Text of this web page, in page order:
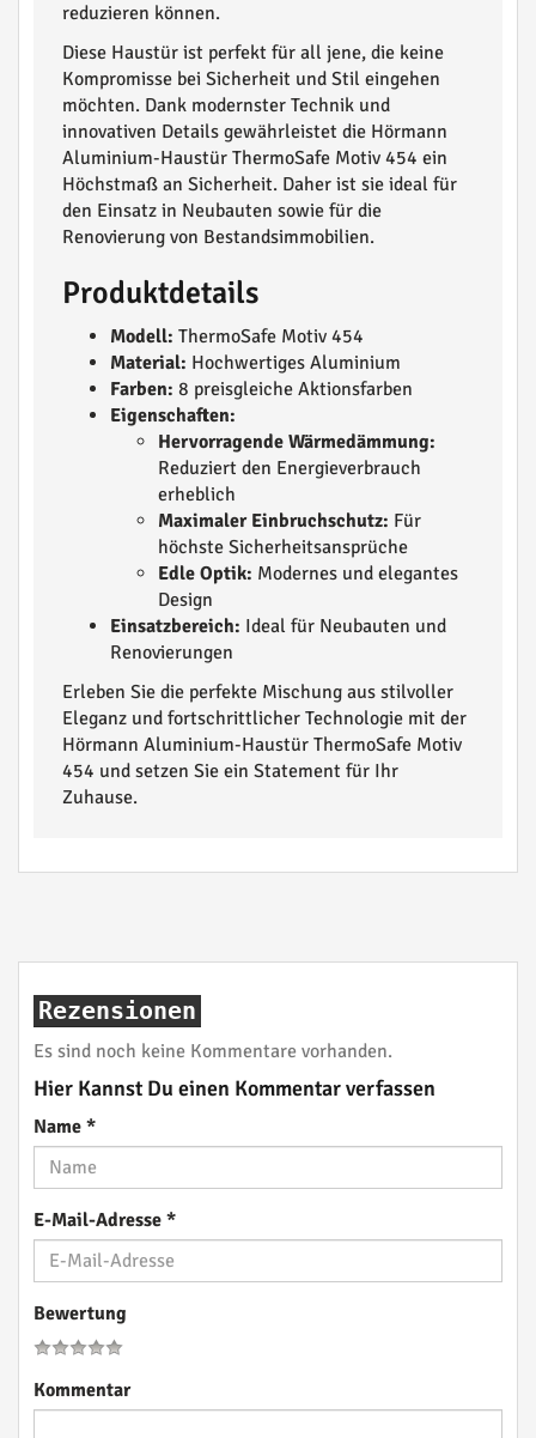
reduzieren können.
Diese Haustür ist perfekt für all jene, die keine
Kompromisse bei Sicherheit und Stil eingehen
möchten. Dank modernster Technik und
innovativen Details gewährleistet die Hörmann
Aluminium-Haustür ThermoSafe Motiv 454 ein
Höchstmaß an Sicherheit. Daher ist sie ideal für
den Einsatz in Neubauten sowie für die
Renovierung von Bestandsimmobilien.
Produktdetails
Modell: ThermoSafe Motiv 454
Material: Hochwertiges Aluminium
Farben: 8 preisgleiche Aktionsfarben
Eigenschaften:
Hervorragende Wärmedämmung:
Reduziert den Energieverbrauch
erheblich
Maximaler Einbruchschutz: Für
höchste Sicherheitsansprüche
Edle Optik: Modernes und elegantes
Design
Einsatzbereich: Ideal für Neubauten und
Renovierungen
Erleben Sie die perfekte Mischung aus stilvoller
Eleganz und fortschrittlicher Technologie mit der
Hörmann Aluminium-Haustür ThermoSafe Motiv
454 und setzen Sie ein Statement für Ihr
Zuhause.
Rezensionen
Es sind noch keine Kommentare vorhanden.
Hier Kannst Du einen Kommentar verfassen
Name *
E-Mail-Adresse *
Bewertung
Kommentar